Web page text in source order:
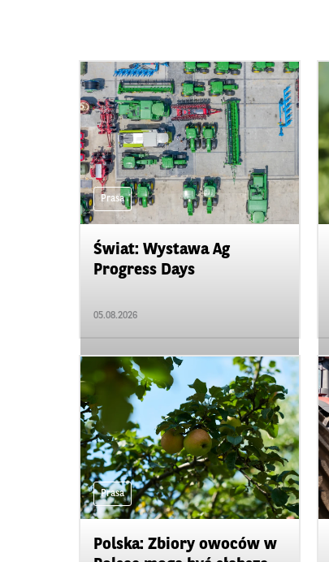
Prasa
Świat: Wystawa Ag
Progress Days
05.08.2026
Prasa
Polska: Zbiory owoców w